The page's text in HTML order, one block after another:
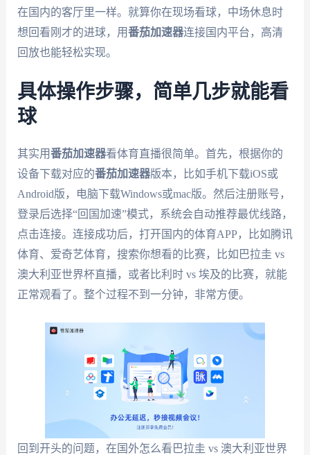
在国内的客厅里一样。就算你在现场看球，中场休息时
想回看刚才的进球，用番茄加速器连接国内平台，高清
回放也能轻松实现。
具体操作步骤，简单几步就能看
球
其实用番茄加速器看体育直播很简单。首先，根据你的
设备下载对应的番茄加速器版本，比如手机下载iOS或
Android版，电脑下载Windows或mac版。然后注册账号，
登录后选择“回国加速”模式，系统会自动推荐最优线路，
点击连接。连接成功后，打开国内的体育APP，比如腾讯
体育、爱奇艺体育，搜索你想看的比赛，比如巴拉圭 vs
澳大利亚世界杯直播，或者比利时 vs 埃及的比赛，就能
正常观看了。整个过程不到一分钟，非常方便。
回到开头的问题，在国外怎么看巴拉圭 vs 澳大利亚世界